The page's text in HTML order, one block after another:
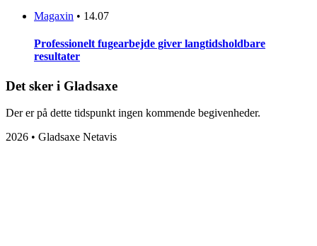
Magaxin • 14.07
Professionelt fugearbejde giver langtidsholdbare
resultater
Det sker i Gladsaxe
Der er på dette tidspunkt ingen kommende begivenheder.
2026 • Gladsaxe Netavis